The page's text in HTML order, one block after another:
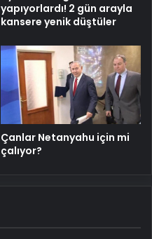
yapıyorlardı! 2 gün arayla
kansere yenik düştüler
Çanlar Netanyahu için mi
çalıyor?